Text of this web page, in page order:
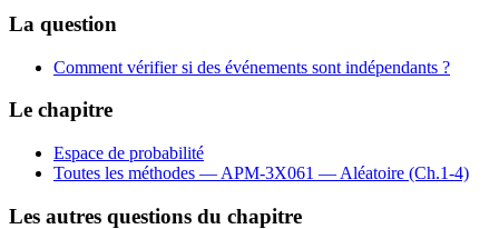
La question
Comment vérifier si des événements sont indépendants ?
Le chapitre
Espace de probabilité
Toutes les méthodes — APM-3X061 — Aléatoire (Ch.1-4)
Les autres questions du chapitre